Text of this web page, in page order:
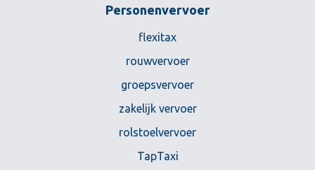
Personenvervoer
flexitax
rouwvervoer
groepsvervoer
zakelijk vervoer
rolstoelvervoer
TapTaxi